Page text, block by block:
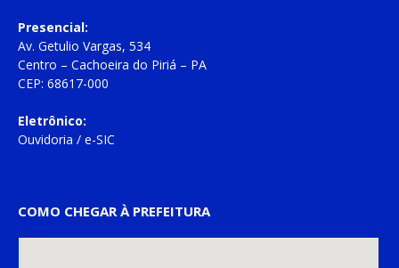
Presencial:
Av. Getulio Vargas, 534
Centro – Cachoeira do Piriá – PA
CEP: 68617-000
Eletrônico:
Ouvidoria / e-SIC
COMO CHEGAR À PREFEITURA